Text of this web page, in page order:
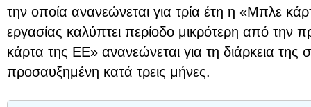
την οποία ανανεώνεται για τρία έτη η «Μπλε
εργασίας καλύπτει περίοδο μικρότερη από
κάρτα της ΕΕ» ανανεώνεται για τη διάρκεια της
προσαυξημένη κατά τρεις μήνες.